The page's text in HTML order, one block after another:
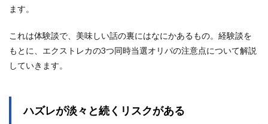
ます。
これは体験談で、美味しい話の裏にはなにかあるもの。経験談を
もとに、エクストレカの3つ同時当選オリパの注意点について解説
していきます。
ハズレが淡々と続くリスクがある